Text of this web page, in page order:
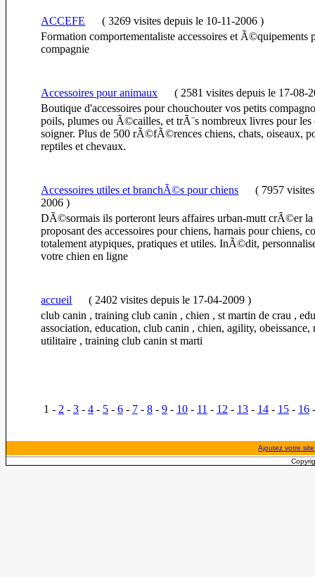
ACCEFE ( 3269 visitesdepuis le 10-11-2006 )
Formation comportementaliste accessoires et Ã©quipements
compagnie
Accessoires pour animaux ( 2581 visitesdepuis le 17-08-
Boutique d'accessoires pour chouchouter vos petits
poils, plumes ou Ã©cailles, et trÃ¨s nombreux livres pour les
soigner. Plus de 500 rÃ©fÃ©rences chiens, chats, oiseaux,
reptiles et chevaux.
Accessoires utiles et branchÃ©s pour chiens ( 7957
2006 )
DÃ©sormais ils porteront leurs affaires urban-mutt crÃ©er la
proposant des accessoires pour chiens, harnais pour chiens,
totalement atypiques, pratiques et utiles. InÃ©dit,
votre chien en ligne
accueil ( 2402 visitesdepuis le 17-04-2009 )
club canin , training club canin , chien , st martin de crau ,
association, education, club canin , chien, agility, obeissance,
utilitaire , training club canin st marti
1 - 2 - 3 - 4 - 5 - 6 - 7 - 8 - 9 - 10 - 11 - 12 - 13 - 14 - 15 - 16
Ajoutez votre site